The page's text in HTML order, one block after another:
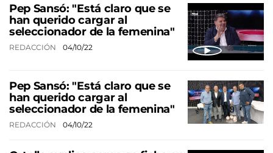
Pep Sansó: "Está claro que se
han querido cargar al
seleccionador de la femenina"
REDACCIÓN 04/10/22
Pep Sansó: "Está claro que se
han querido cargar al
seleccionador de la femenina"
REDACCIÓN 04/10/22